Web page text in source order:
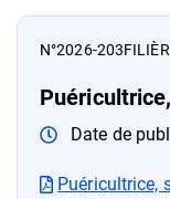
N°2026-203
Date de
Puéricultrice,